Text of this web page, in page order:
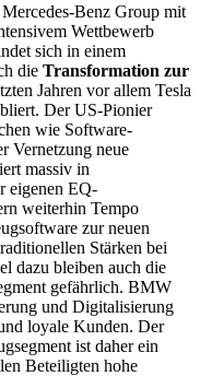
Benz Group mit
Wettbewerb
sich in einem
die Transformation zur
Jahren vor allem Tesla
Der US-Pionier
wie Software-
Vernetzung neue
massiv in
eigenen EQ-
weiterhin Tempo
zur neuen
Stärken bei
dazu bleiben auch die
gefährlich. BMW
und Digitalisierung
loyale Kunden. Der
ist daher ein
Beteiligten hohe